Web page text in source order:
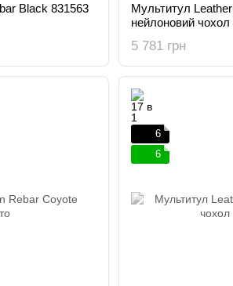
Black 831563
Мультитул
нейлоновий чохол
5 781 грн
6
6